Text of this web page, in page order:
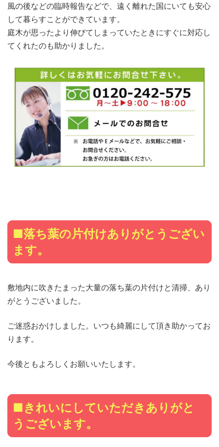
風の後などの臨時報告などで、遠く離れた国にいても安心
して暮らすことができています。
庭木が思ったより伸びてしまっていたときにすぐに対応し
てくれたのも助かりました。
■落ち葉の片付けありがとうござい
ます。
敷地内に吹きたまった大量の落ち葉の片付けと清掃、あり
がとうございました。
ご迷惑おかけしました。いつも綺麗にして頂き助かってお
ります。
今後ともよろしくお願いいたします。
■きれいにしていただきありがと
うございます。